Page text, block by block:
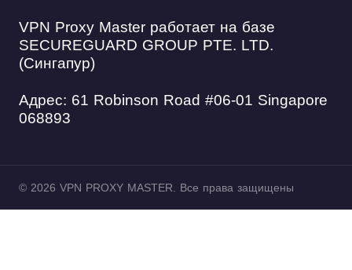
VPN Proxy Master работает на базе
SECUREGUARD GROUP PTE. LTD.
(Сингапур)
Адрес: 61 Robinson Road #06-01 Singapore
068893
© 2026 VPN PROXY MASTER. Все права защищены